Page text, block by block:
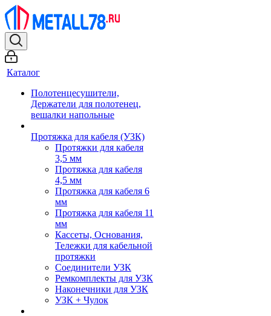
Каталог
Полотенцесушители,
Держатели для полотенец,
вешалки напольные
Протяжка для кабеля (УЗК)
Протяжки для кабеля
3,5 мм
Протяжка для кабеля
4,5 мм
Протяжка для кабеля 6
мм
Протяжка для кабеля 11
мм
Кассеты, Основания,
Тележки для кабельной
протяжки
Соединители УЗК
Ремкомплекты для УЗК
Наконечники для УЗК
УЗК + Чулок